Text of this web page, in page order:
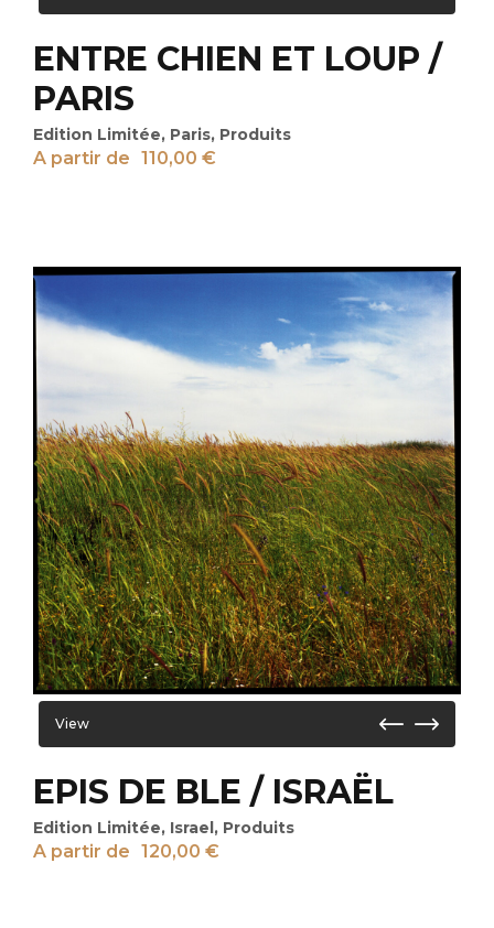
ENTRE CHIEN ET LOUP /
PARIS
Edition Limitée, Paris, Produits
A partir de 110,00 €
View
EPIS DE BLE / ISRAËL
Edition Limitée, Israel, Produits
A partir de 120,00 €